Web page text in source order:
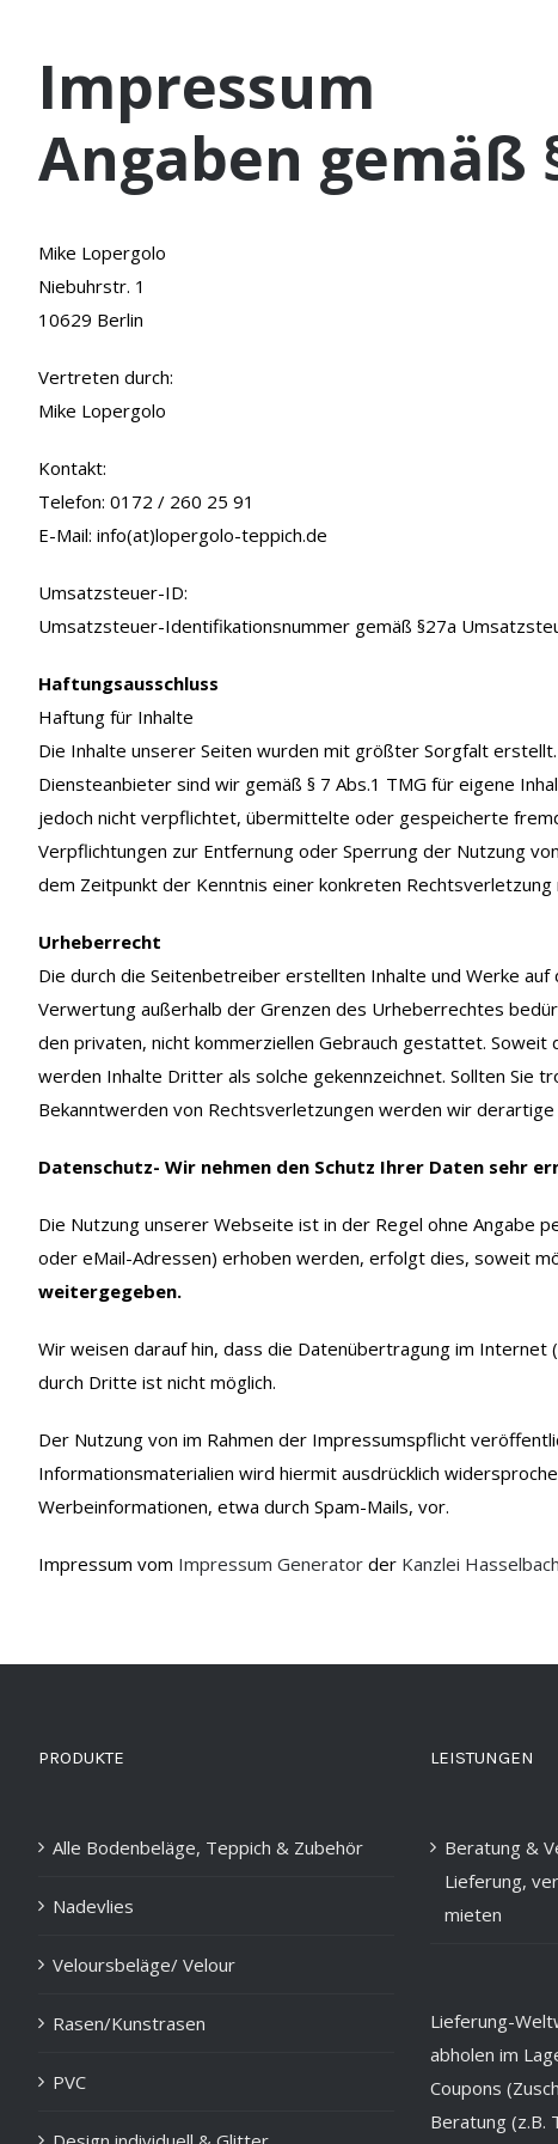
Impressum
Angaben gemäß
Mike Lopergolo
Niebuhrstr. 1
10629 Berlin
Vertreten durch:
Mike Lopergolo
Kontakt:
Telefon: 0172 / 260 25 91
E-Mail: info(at)lopergolo-teppich.de
Umsatzsteuer-ID:
Umsatzsteuer-Identifikationsnummer gemäß §27a
Haftungsausschluss
Haftung für Inhalte
Die Inhalte unserer Seiten wurden mit größter Sorgfalt
Diensteanbieter sind wir gemäß § 7 Abs.1 TMG für eigene
jedoch nicht verpflichtet, übermittelte oder gespeicherte
Verpflichtungen zur Entfernung oder Sperrung der Nutzung
dem Zeitpunkt der Kenntnis einer konkreten
Urheberrecht
Die durch die Seitenbetreiber erstellten Inhalte und Werke
Verwertung außerhalb der Grenzen des Urheberrechtes
den privaten, nicht kommerziellen Gebrauch gestattet.
werden Inhalte Dritter als solche gekennzeichnet. Sollten Sie
Bekanntwerden von Rechtsverletzungen werden wir
Datenschutz- Wir nehmen den Schutz Ihrer Daten sehr
Die Nutzung unserer Webseite ist in der Regel ohne Angabe
oder eMail-Adressen) erhoben werden, erfolgt dies, soweit
weitergegeben.
Wir weisen darauf hin, dass die Datenübertragung im Internet
durch Dritte ist nicht möglich.
Der Nutzung von im Rahmen der Impressumspflicht
Informationsmaterialien wird hiermit ausdrücklich
Werbeinformationen, etwa durch Spam-Mails, vor.
Impressum vom Impressum Generator der Kanzlei Hasselbach
PRODUKTE
Alle Bodenbeläge, Teppich & Zubehör
Nadevlies
Veloursbeläge/ Velour
Rasen/Kunstrasen
PVC
LEISTUNGEN
Beratung &
Lieferung,
mieten
Lieferung-
abholen im
Coupons
Beratung (z.B.